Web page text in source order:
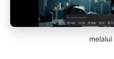
melalui